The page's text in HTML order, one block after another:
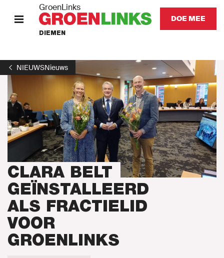
GroenLinks
DIEMEN
DOE MEE
NIEUWSNieuws
CLARA BELT
GEÏNSTALLEERD
ALS FRACTIELID
VOOR
GROENLINKS
HOME
STANDPUNTEN
KOM IN ACTIE
Onze mensen
Onze afdeling
Nieuws
Agenda
Naar GroenLinks.nl